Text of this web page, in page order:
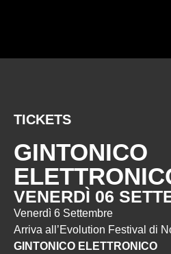
GINTONICO
VENERDÌ 06
Venerdì 6 Settembre
Arriva all’Evolution Festival di
GINTONICO ELETTRONICO
TICKETS